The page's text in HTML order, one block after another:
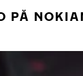
PÅ